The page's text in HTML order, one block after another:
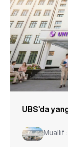
UBS’da
Muallif :